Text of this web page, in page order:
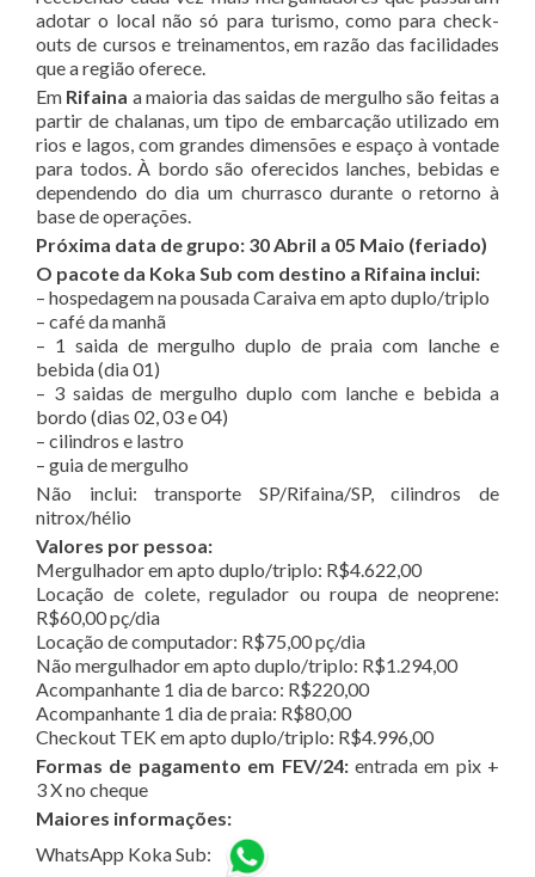
adotar o local não só para turismo, como para check-
outs de cursos e treinamentos, em razão das facilidades
que a região oferece.
Em Rifaina a maioria das saidas de mergulho são feitas a
partir de chalanas, um tipo de embarcação utilizado em
rios e lagos, com grandes dimensões e espaço à vontade
para todos. À bordo são oferecidos lanches, bebidas e
dependendo do dia um churrasco durante o retorno à
base de operações.
Próxima data de grupo: 30 Abril a 05 Maio (feriado)
O pacote da Koka Sub com destino a Rifaina inclui:
– hospedagem na pousada Caraiva em apto duplo/triplo
– café da manhã
– 1 saida de mergulho duplo de praia com lanche e
bebida (dia 01)
– 3 saidas de mergulho duplo com lanche e bebida a
bordo (dias 02, 03 e 04)
– cilindros e lastro
– guia de mergulho
Não inclui: transporte SP/Rifaina/SP, cilindros de
nitrox/hélio
Valores por pessoa:
Mergulhador em apto duplo/triplo: R$4.622,00
Locação de colete, regulador ou roupa de neoprene:
R$60,00 pç/dia
Locação de computador: R$75,00 pç/dia
Não mergulhador em apto duplo/triplo: R$1.294,00
Acompanhante 1 dia de barco: R$220,00
Acompanhante 1 dia de praia: R$80,00
Checkout TEK em apto duplo/triplo: R$4.996,00
Formas de pagamento em FEV/24: entrada em pix +
3 X no cheque
Maiores informações:
WhatsApp Koka Sub: